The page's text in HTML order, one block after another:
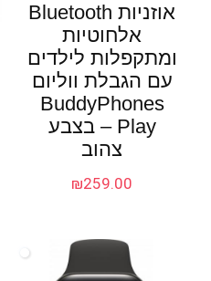
אוזניות Bluetooth
אלחוטיות
ומתקפלות לילדים
עם הגבלת ווליום
BuddyPhones
Play – בצבע
צהוב
₪259.00